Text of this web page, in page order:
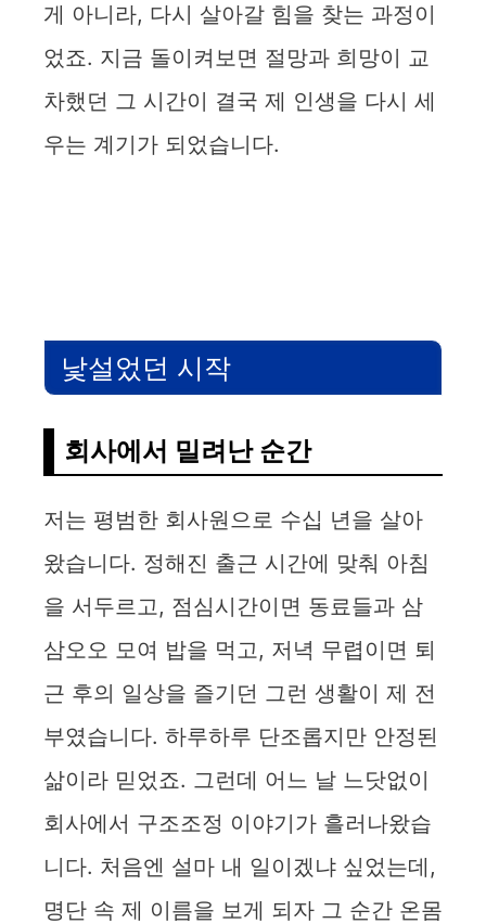
게 아니라, 다시 살아갈 힘을 찾는 과정이
었죠. 지금 돌이켜보면 절망과 희망이 교
차했던 그 시간이 결국 제 인생을 다시 세
우는 계기가 되었습니다.
낯설었던 시작
회사에서 밀려난 순간
저는 평범한 회사원으로 수십 년을 살아
왔습니다. 정해진 출근 시간에 맞춰 아침
을 서두르고, 점심시간이면 동료들과 삼
삼오오 모여 밥을 먹고, 저녁 무렵이면 퇴
근 후의 일상을 즐기던 그런 생활이 제 전
부였습니다. 하루하루 단조롭지만 안정된
삶이라 믿었죠. 그런데 어느 날 느닷없이
회사에서 구조조정 이야기가 흘러나왔습
니다. 처음엔 설마 내 일이겠냐 싶었는데,
명단 속 제 이름을 보게 되자 그 순간 온몸